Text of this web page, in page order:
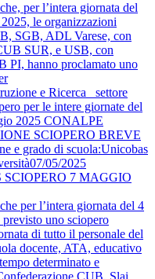
per l’intera giornata del
2025, le organizzazioni
SGB, ADL Varese, con
SUR, e USB, con
PI, hanno proclamato uno
e Ricerca_ settore
per le intere giornate del
2025 CONALPE
SCIOPERO BREVE
e grado di scuola:Unicobas
05/2025
7 MAGGIO
per l’intera giornata del 4
uno sciopero
di tutto il personale del
docente, ATA, educativo
determinato e